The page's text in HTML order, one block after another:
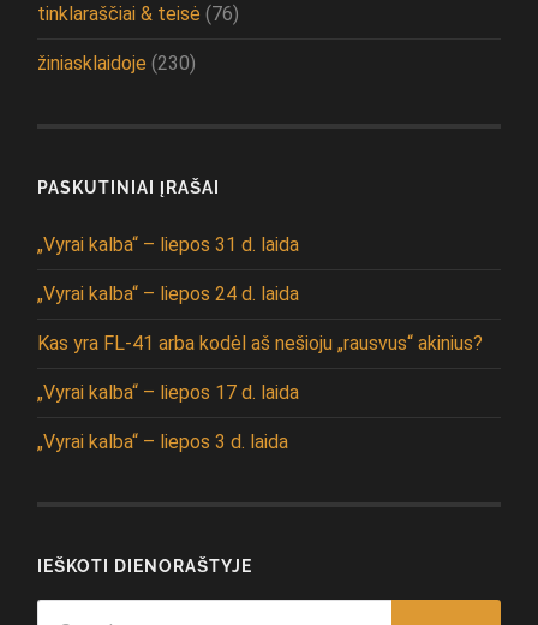
tinklaraščiai & teisė (76)
žiniasklaidoje (230)
PASKUTINIAI ĮRAŠAI
„Vyrai kalba“ – liepos 31 d. laida
„Vyrai kalba“ – liepos 24 d. laida
Kas yra FL-41 arba kodėl aš nešioju „rausvus“ akinius?
„Vyrai kalba“ – liepos 17 d. laida
„Vyrai kalba“ – liepos 3 d. laida
IEŠKOTI DIENORAŠTYJE